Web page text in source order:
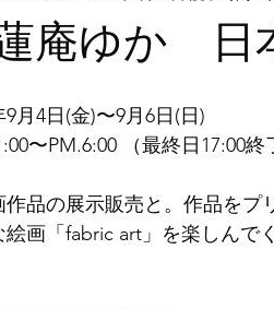
庵ゆか 日
9月4日(金)〜9月6日(日)
〜PM.6:00 （最終日17:00終
作品の展示販売と。作品をプ
画「fabric art」を楽しんで